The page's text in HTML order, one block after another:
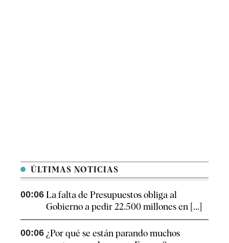
ÚLTIMAS NOTICIAS
00:06 La falta de Presupuestos obliga al
Gobierno a pedir 22.500 millones en [...]
00:06 ¿Por qué se están parando muchos